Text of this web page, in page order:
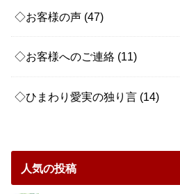
◇お客様の声 (47)
◇お客様へのご連絡 (11)
◇ひまわり愛実の独り言 (14)
人気の投稿